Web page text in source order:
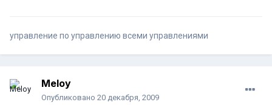
управление по управлению всеми управлениями
Meloy
Опубликовано 20 декабря, 2009